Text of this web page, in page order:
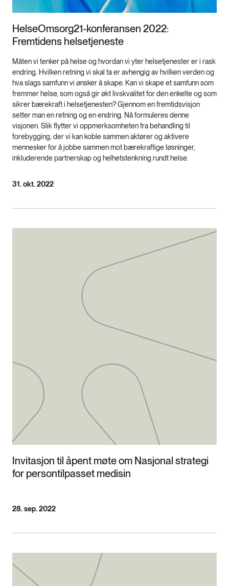
HelseOmsorg21-konferansen 2022:
Fremtidens helsetjeneste
Måten vi tenker på helse og hvordan vi yter helsetjenester er i rask
endring. Hvilken retning vi skal ta er avhengig av hvilken verden og
hva slags samfunn vi ønsker å skape. Kan vi skape et samfunn som
fremmer helse, som også gir økt livskvalitet for den enkelte og som
sikrer bærekraft i helsetjenesten? Gjennom en fremtidsvisjon
setter man en retning og en endring. Nå formuleres denne
visjonen. Slik flytter vi oppmerksomheten fra behandling til
forebygging, der vi kan koble sammen aktører og aktivere
mennesker for å jobbe sammen mot bærekraftige løsninger,
inkluderende partnerskap og helhetstenkning rundt helse.
31. okt. 2022
Invitasjon til åpent møte om Nasjonal strategi
for persontilpasset medisin
28. sep. 2022